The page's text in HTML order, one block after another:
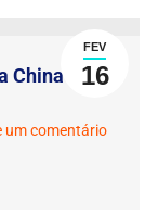
FEV
16
China com
um comentário